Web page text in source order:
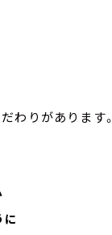
わりがあります。